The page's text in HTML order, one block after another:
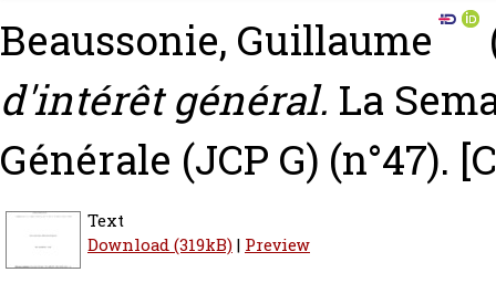
Beaussonie, Guillaume
d'intérêt général. La
Générale (JCP G) (n°47).
Text
Download (319kB)| Preview